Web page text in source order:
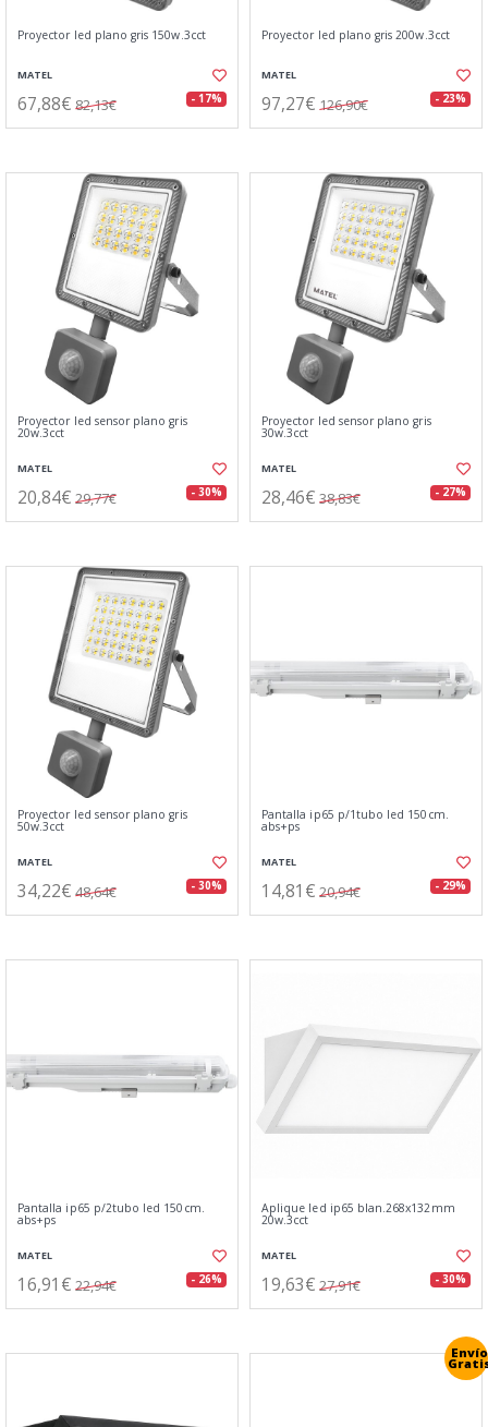
Proyector led plano gris 150w.3cct
MATEL
67,88€ 82,13€ - 17%
Proyector led plano gris 200w.3cct
MATEL
97,27€ 126,90€ - 23%
Proyector led sensor plano gris
20w.3cct
MATEL
20,84€ 29,77€ - 30%
Proyector led sensor plano gris
30w.3cct
MATEL
28,46€ 38,83€ - 27%
Proyector led sensor plano gris
50w.3cct
MATEL
34,22€ 48,64€ - 30%
Pantalla ip65 p/1tubo led 150cm.
abs+ps
MATEL
14,81€ 20,94€ - 29%
Pantalla ip65 p/2tubo led 150cm.
abs+ps
MATEL
16,91€ 22,94€ - 26%
Aplique led ip65 blan.268x132mm
20w.3cct
MATEL
19,63€ 27,91€ - 30%
Envío